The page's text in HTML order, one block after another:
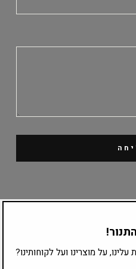
על מוצרינו ועל לקוחותינו?